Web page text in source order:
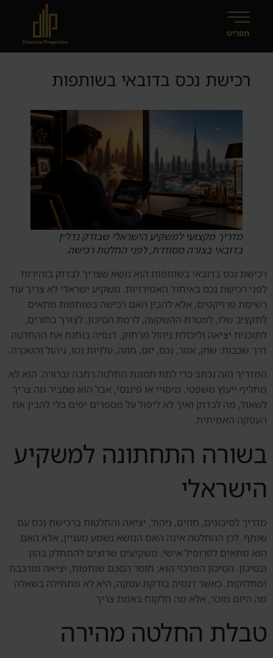
רכישת נכס בדובאי בשותפות
מדריך מקצועי למשקיע הישראלי שבודק נדל״ן
בדובאי בצורה מסודרת, לפני החלטת רכישה.
רכישת נכס בדובאי בשותפות הוא נושא שצריך לבדוק בזהירות
לפני רכישת נכס באיחוד האמירויות. משקיע ישראלי לא צריך עוד
רשימת פרויקטים, אלא להבין האם רכישה בשותפות מתאים
לתקציב שלו, למטרת ההשקעה, לרמת הסיכון, לצורך בתזרים,
לתוכנית יציאה וליכולת ניהול מרחוק. דנסיה בוחנת את ההחלטה
דרך שכבות: שוק, אזור, נכס, יזם, חוזה, עלויות נטו, ניהול והשכרה.
המדריך הזה נכתב כדי לתת תמונת החלטה רחבה וברורה. הוא לא
מחליף ייעוץ משפטי, מיסויי או פיננסי, אבל הוא מסביר מה צריך
לשאול, מה לבדוק ואיך לא ליפול על מספרים יפים בלי להבין את
העסקה האמיתית.
בשורה התחתונה למשקיע
הישראלי
מדריך לסיכונים, חוזים, ניהול, יציאה והחלטות ברכישת נכס עם
שותף. לכן ההחלטה אינה האם הנושא נשמע מעניין, אלא האם
הוא מתאים לפרופיל אישי. משקיעים שרוצים להתחלק בהון
ובסיכון. הסיכון המרכזי הוא: חוסר הסכם שותפות, יציאה מורכבת
ומחלוקות. כאשר דנסיה בודקת עסקה, היא לא מתחילה בשאלה
מה היזם מוכר, אלא מה הלקוח באמת צריך.
טבלת החלטה מהירה